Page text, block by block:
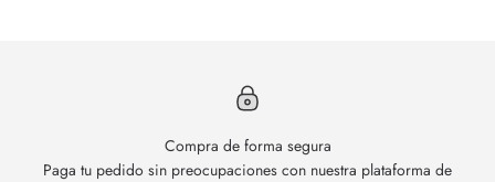
Compra de forma segura
Paga tu pedido sin preocupaciones con nuestra plataforma de